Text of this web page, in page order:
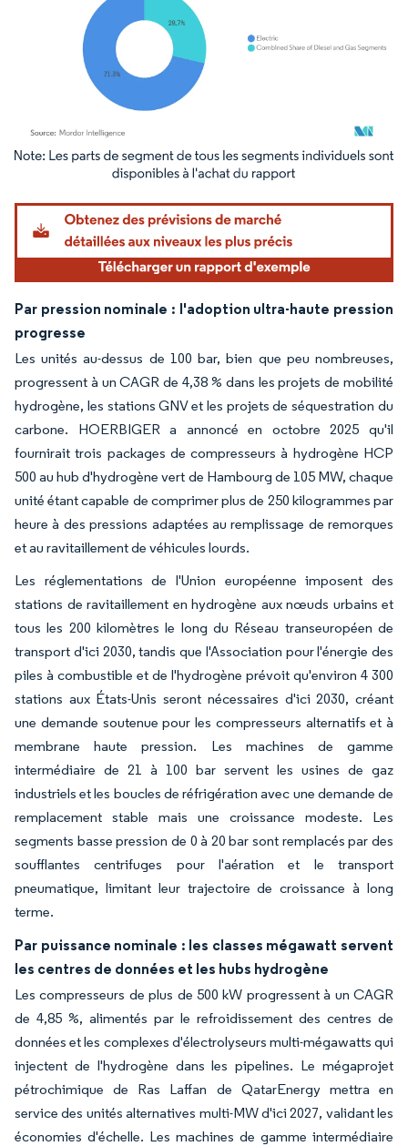
Image © Mordor Intelligence. La réutilisation nécessite une attribution sous CC BY
Par pression nominale : l'adoption ultra-haute pression
progresse
Les unités au-dessus de 100 bar, bien que peu nombreuses,
progressent à un CAGR de 4,38 % dans les projets de mobilité
hydrogène, les stations GNV et les projets de séquestration du
carbone. HOERBIGER a annoncé en octobre 2025 qu'il
fournirait trois packages de compresseurs à hydrogène HCP
500 au hub d'hydrogène vert de Hambourg de 105 MW, chaque
unité étant capable de comprimer plus de 250 kilogrammes par
heure à des pressions adaptées au remplissage de remorques
et au ravitaillement de véhicules lourds.
Les réglementations de l'Union européenne imposent des
stations de ravitaillement en hydrogène aux nœuds urbains et
tous les 200 kilomètres le long du Réseau transeuropéen de
transport d'ici 2030, tandis que l'Association pour l'énergie des
piles à combustible et de l'hydrogène prévoit qu'environ 4 300
stations aux États-Unis seront nécessaires d'ici 2030, créant
une demande soutenue pour les compresseurs alternatifs et à
membrane haute pression. Les machines de gamme
intermédiaire de 21 à 100 bar servent les usines de gaz
industriels et les boucles de réfrigération avec une demande de
remplacement stable mais une croissance modeste. Les
segments basse pression de 0 à 20 bar sont remplacés par des
soufflantes centrifuges pour l'aération et le transport
pneumatique, limitant leur trajectoire de croissance à long
terme.
Par puissance nominale : les classes mégawatt servent
les centres de données et les hubs hydrogène
Les compresseurs de plus de 500 kW progressent à un CAGR
de 4,85 %, alimentés par le refroidissement des centres de
données et les complexes d'électrolyseurs multi-mégawatts qui
injectent de l'hydrogène dans les pipelines. Le mégaprojet
pétrochimique de Ras Laffan de QatarEnergy mettra en
service des unités alternatives multi-MW d'ici 2027, validant les
économies d'échelle. Les machines de gamme intermédiaire